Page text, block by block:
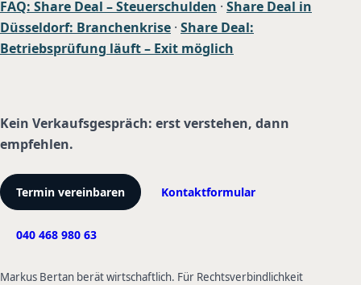
FAQ: Share Deal – Steuerschulden · Share Deal in
Düsseldorf: Branchenkrise · Share Deal:
Betriebsprüfung läuft – Exit möglich
Kein Verkaufsgespräch: erst verstehen, dann
empfehlen.
Termin vereinbaren Kontaktformular
040 468 980 63
Markus Bertan berät wirtschaftlich. Für Rechtsverbindlichkeit